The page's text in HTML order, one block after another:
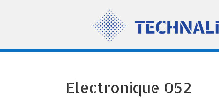
Electronique 052